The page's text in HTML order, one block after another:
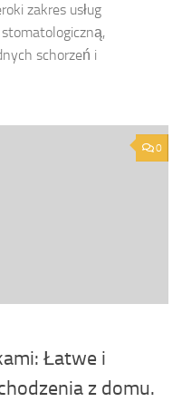
zakres usług
schorzeń i
0
Łatwe i
z domu.